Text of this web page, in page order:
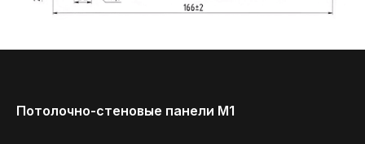
Потолочно-стеновые панели М1